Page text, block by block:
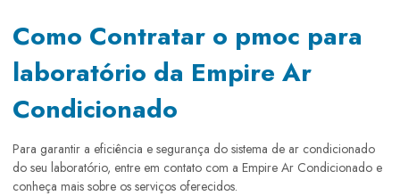
Como Contratar o pmoc para
laboratório da Empire Ar
Condicionado
Para garantir a eficiência e segurança do sistema de ar condicionado
do seu laboratório, entre em contato com a Empire Ar Condicionado e
conheça mais sobre os serviços oferecidos.